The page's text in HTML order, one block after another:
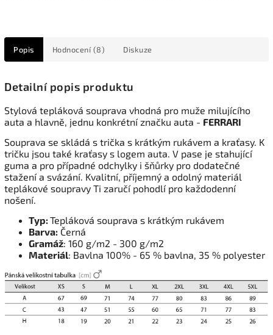
Popis Hodnocení (8) Diskuze
Detailní popis produktu
Stylová tepláková souprava vhodná pro muže milujícího
auta a hlavně, jednu konkrétní značku auta - FERRARI
Souprava se skládá s trička s krátkým rukávem a kraťasy. K
tričku jsou také kraťasy s logem auta. V pase je stahující
guma a pro případné odchylky i šňůrky pro dodatečné
stažení a svázání. Kvalitní, příjemný a odolný materiál
teplákové soupravy Ti zaručí pohodlí pro každodenní
nošení.
Typ: Tepláková souprava s krátkým rukávem
Barva: Černá
Gramáž: 160 g/m2 - 300 g/m2
Materiál: Bavlna 100% - 65 % bavlna, 35 % polyester